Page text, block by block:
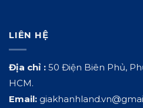
LIÊN HỆ
Địa chỉ : 50 Điện Biên Phủ,
HCM.
Email: